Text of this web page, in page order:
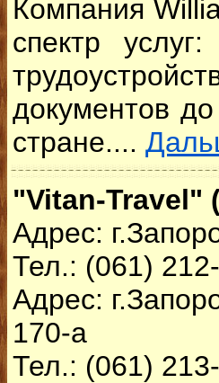
Компания
спектр
документов
стране....
"Vitan-
Адрес:
Тел.: (061)
Адрес:
170-а
Тел.: (061)